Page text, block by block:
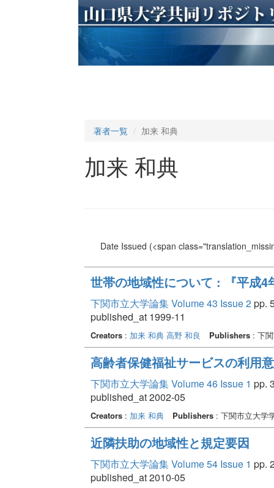
著者一覧 加来 和典
加来 和典
Date Issued (<span
世帯の地域性について : 『平成
下関市立大学論集 Volume 43 Issue 2pp.
published_at 1999-11
Creators: 加来 和典 高野 和良 Publishers: 下関
高齢者保健福祉サービスの利用
下関市立大学論集 Volume 46 Issue 1 pp.
published_at 2002-05
Creators: 加来 和典 Publishers: 下関市立大学
近隣扶助の地域性と規定要因
下関市立大学論集 Volume 54 Issue 1 pp.
published_at 2010-05